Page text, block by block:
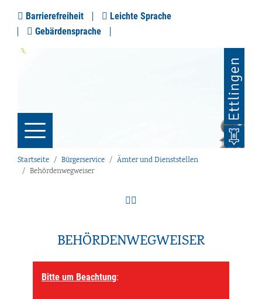
Barrierefreiheit
Leichte Sprache
Gebärdensprache
Startseite Bürgerservice
Ämter und Dienststellen
Behördenwegweiser
BEHÖRDENWEGWEISER
Bitte um Beachtung: